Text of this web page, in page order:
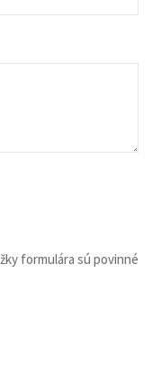
formulára sú povinné